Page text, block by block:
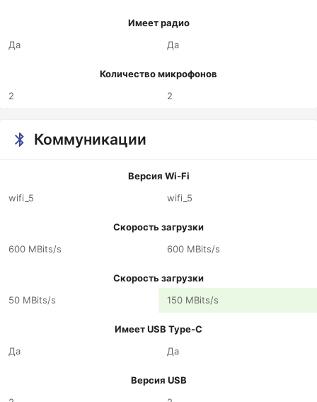
Имеет радио
Да
Да
Количество микрофонов
2
2
Коммуникации
Версия Wi-Fi
wifi_5
wifi_5
Скорость загрузки
600 MBits/s
600 MBits/s
Скорость загрузки
50 MBits/s
150 MBits/s
Имеет USB Type-C
Да
Да
Версия USB